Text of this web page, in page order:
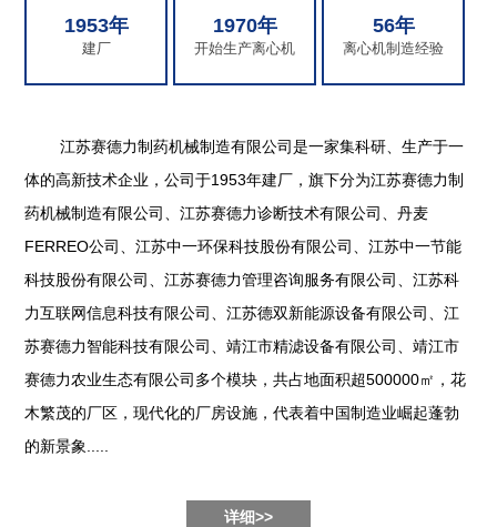
1953年
建厂
1970年
开始生产离心机
56年
离心机制造经验
江苏赛德力制药机械制造有限公司是一家集科研、生产于一
体的高新技术企业，公司于1953年建厂，旗下分为江苏赛德力制
药机械制造有限公司、江苏赛德力诊断技术有限公司、丹麦
FERREO公司、江苏中一环保科技股份有限公司、江苏中一节能
科技股份有限公司、江苏赛德力管理咨询服务有限公司、江苏科
力互联网信息科技有限公司、江苏德双新能源设备有限公司、江
苏赛德力智能科技有限公司、靖江市精滤设备有限公司、靖江市
赛德力农业生态有限公司多个模块，共占地面积超500000㎡，花
木繁茂的厂区，现代化的厂房设施，代表着中国制造业崛起蓬勃
的新景象.....
详细>>